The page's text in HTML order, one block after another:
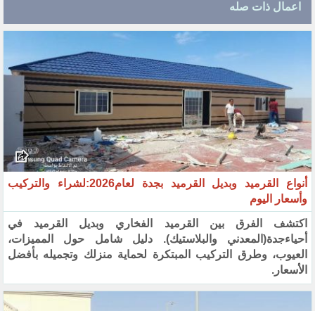
اعمال ذات صله
أنواع القرميد وبديل القرميد بجدة لعام2026:لشراء والتركيب
وأسعار اليوم
اكتشف الفرق بين القرميد الفخاري وبديل القرميد في
أحياءجدة(المعدني والبلاستيك). دليل شامل حول المميزات،
العيوب، وطرق التركيب المبتكرة لحماية منزلك وتجميله بأفضل
الأسعار.